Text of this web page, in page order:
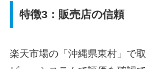
特徴3：販売店の信頼
楽天市場の「沖縄県東村」で